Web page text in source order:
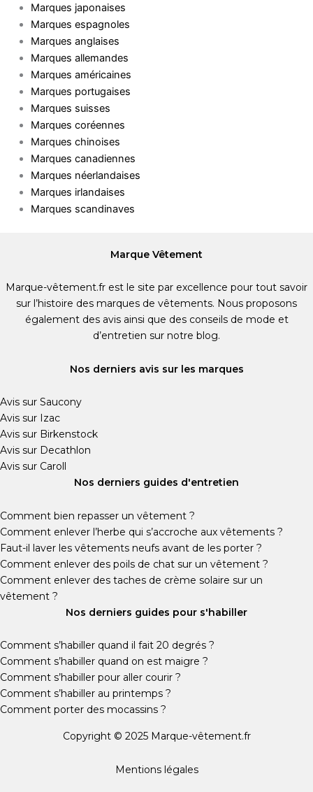
Marques japonaises
Marques espagnoles
Marques anglaises
Marques allemandes
Marques américaines
Marques portugaises
Marques suisses
Marques coréennes
Marques chinoises
Marques canadiennes
Marques néerlandaises
Marques irlandaises
Marques scandinaves
Marque Vêtement
Marque-vêtement.fr est le site par excellence pour tout savoir
sur l’histoire des marques de vêtements. Nous proposons
également des avis ainsi que des conseils de mode et
d’entretien sur notre blog.
Nos derniers avis sur les marques
Avis sur Saucony
Avis sur Izac
Avis sur Birkenstock
Avis sur Decathlon
Avis sur Caroll
Nos derniers guides d'entretien
Comment bien repasser un vêtement ?
Comment enlever l’herbe qui s’accroche aux vêtements ?
Faut-il laver les vêtements neufs avant de les porter ?
Comment enlever des poils de chat sur un vêtement ?
Comment enlever des taches de crème solaire sur un
vêtement ?
Nos derniers guides pour s'habiller
Comment s’habiller quand il fait 20 degrés ?
Comment s’habiller quand on est maigre ?
Comment s’habiller pour aller courir ?
Comment s’habiller au printemps ?
Comment porter des mocassins ?
Copyright © 2025 Marque-vêtement.fr
Mentions légales